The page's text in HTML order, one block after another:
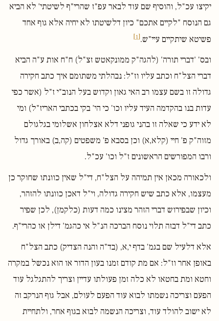
יקיצו עכ"ל, והוסיף שם עוד לבאר עפ"ז שהרי"ף לשיטתי' לא הביא
גם הנוסח "לקיים אתכם" כיון דלשיטתו לא יחיה אלא גוף אחד
פשיטא שיתקיים עיי"ש.[1]
ובס' 'דברי תורה' (להגה"ק ממונקאטש זצ"ל) ח"ח אות ע"ה הביא
דברי הצל"ח וכתב עליו וז"ל: נבהלתי משתומם איך כתב חקירה
גדולה זו בשם עצמו רב האי גאון וקדוש בעל הנוב"י ז"ל (אשר כפי
עדות בנו בהקדמה העיד עליו וכו' כי הי' בקי בכתבי האריז"ל) ומי
לא ידע כי שאלה זו בהני גופני דלא אצלחון אשלומי בגלגולם
מזוה"ק פ' חיי (קלא,א) וכן בסבא פ' משפטים (קה,ב) באורך גדול
ורבו המפורשים הראשונים ז"ל וכו' עכ"ל.
ולכאורה מכאן אין תמיהה על הצל"ח, די"ל שאין כוונתו שחוקר כן
מעצמו, אלא כתב שיש חקירה גדולה, וי"ל דאכן כוונתו להזהר,
וכיון שבפירוש דברי הזהר מצינו כמה דעות (כלקמן), לכן שפיר
כתב די"ל דבזה תלוי נוסח הברכה הנ"ל אי כהגמ' דילן או כהרי"ף.
אלא דלעיל שם בגמ' בדף י,א, (בד"ה והנה הצדיק) כתב הצל"ח
באופן אחר וז"ל: אם מת קודם זמנו בעון הדור או הוא נכשל במקרה
וחטא ומת בחטאו לא כלה זמן פעולתו עדיין וצריך להתגלגל עוד
הפעם וצריכה נשמתו לבוא עוד הפעם לעולם, אבל גוף הנרקב זה
לא ישוב להולד עוד, וצריכה הנשמה לבוא בגוף אחר, ולתחיית